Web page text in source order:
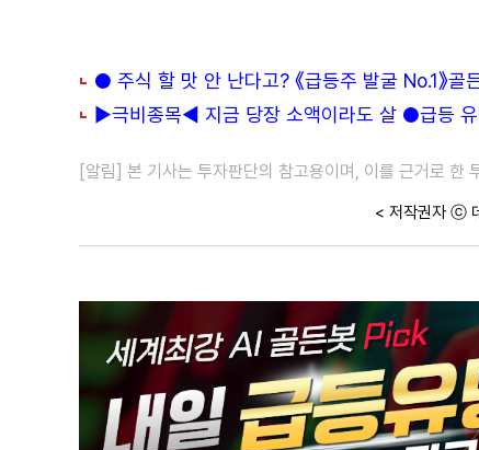
● 주식 할 맛 안 난다고? 《급등주 발굴 No.1》
▶극비종목◀ 지금 당장 소액이라도 살 ●급등
[알림] 본 기사는 투자판단의 참고용이며, 이를 근거로 한
< 저작권자 ⓒ